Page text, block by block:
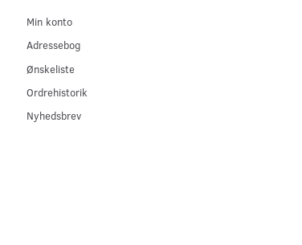
Min konto
Adressebog
Ønskeliste
Ordrehistorik
Nyhedsbrev